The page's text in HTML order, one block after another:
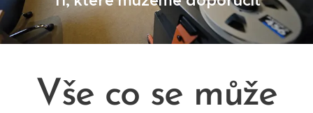
Vše co se může